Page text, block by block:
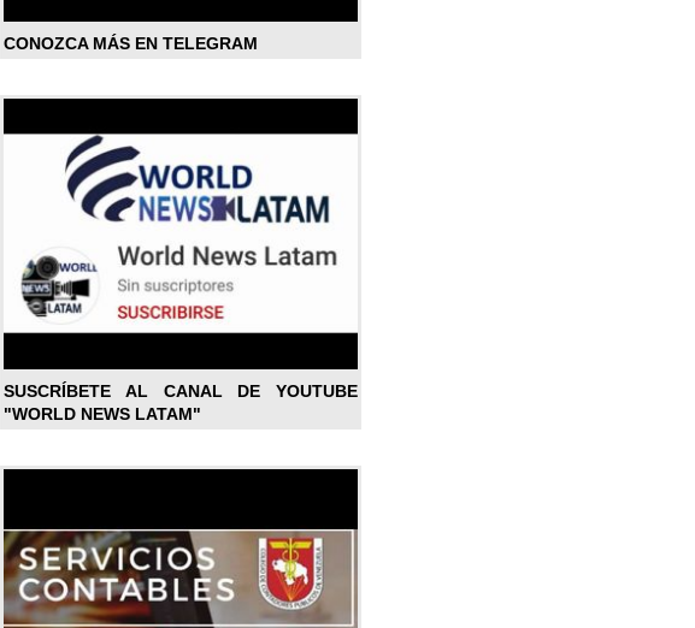
CONOZCA MÁS EN TELEGRAM
SUSCRÍBETE AL CANAL DE YOUTUBE
"WORLD NEWS LATAM"